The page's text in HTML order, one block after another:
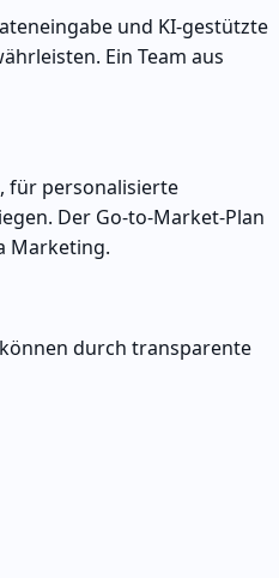
und KI-gestützte
Ein Team aus
für personalisierte
Der Go-to-Market-Plan
Marketing.
durch transparente